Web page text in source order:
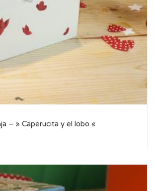
– » Caperucita y el lobo «